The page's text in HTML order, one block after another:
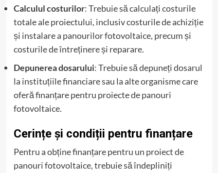
Calculul costurilor: Trebuie să calculați costurile
totale ale proiectului, inclusiv costurile de achiziție
și instalare a panourilor fotovoltaice, precum și
costurile de întreținere și reparare.
Depunerea dosarului: Trebuie să depuneți dosarul
la instituțiile financiare sau la alte organisme care
oferă finanțare pentru proiecte de panouri
fotovoltaice.
Cerințe și condiții pentru finanțare
Pentru a obține finanțare pentru un proiect de
panouri fotovoltaice, trebuie să îndepliniți